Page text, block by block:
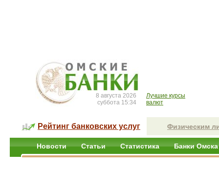
8 августа 2026
суббота 15:34
Лучшие курсы
валют
Рейтинг банковских услуг Физическим
Новости Статьи Статистика Банки Омска